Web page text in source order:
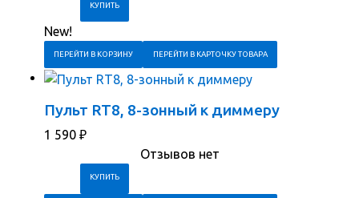
New!
ПЕРЕЙТИ В КОРЗИНУ ПЕРЕЙТИ В КАРТОЧКУ ТОВАРА
Пульт RT8, 8-зонный к диммеру
1 590 ₽
Отзывов нет